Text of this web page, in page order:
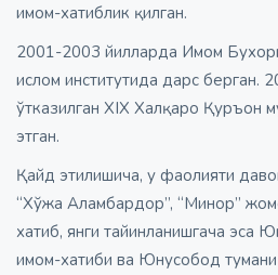
имом-хатиблик қилган.
2001-2003 йилларда Имом
ислом институтида дарс берган.
ўтказилган XIX Халқаро Қуръон
этган.
Қайд этилишича, у фаолияти
“Хўжа Аламбардор”, “Минор”
хатиб, янги тайинланишгача эса
имом-хатиби ва Юнусобод